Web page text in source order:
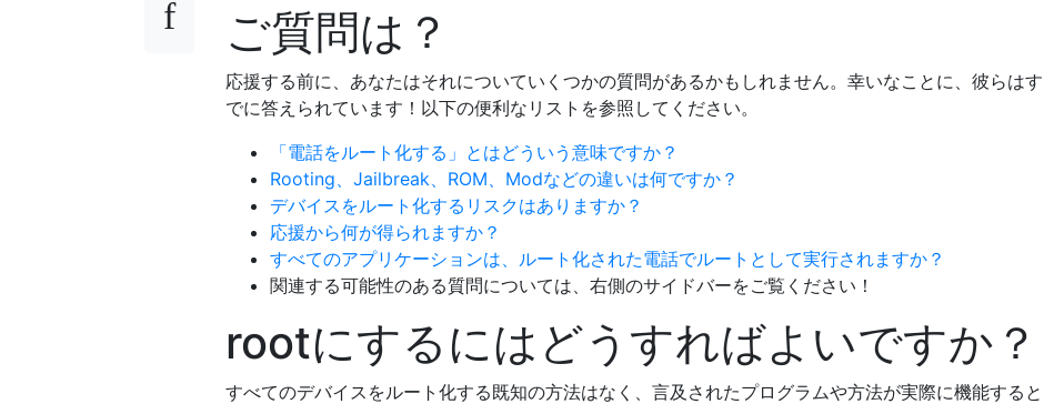
ご質問は？
応援する前に、あなたはそれについていくつかの質問があるかもしれません。幸いなことに、彼らはす
でに答えられています！以下の便利なリストを参照してください。
「電話をルート化する」とはどういう意味ですか？
Rooting、Jailbreak、ROM、Modなどの違いは何ですか？
デバイスをルート化するリスクはありますか？
応援から何が得られますか？
すべてのアプリケーションは、ルート化された電話でルートとして実行されますか？
関連する可能性のある質問については、右側のサイドバーをご覧ください！
rootにするにはどうすればよいですか？
すべてのデバイスをルート化する既知の方法はなく、言及されたプログラムや方法が実際に機能すると